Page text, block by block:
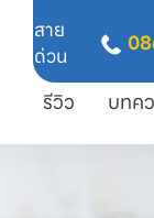
สาย
ด่วน
รีวิว บทค